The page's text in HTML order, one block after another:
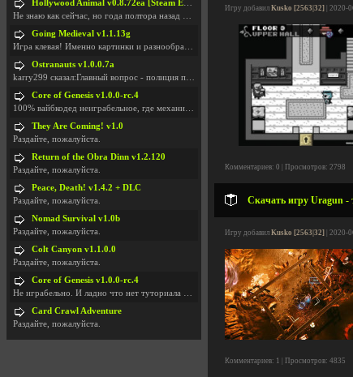
Игру добавил Kusko [2563|32] | 2020-
Комментариев: 0 | Просмотров: 2798
Скачать игру Uragun -
Игру добавил Kusko [2563|32] | 2020-
Комментариев: 1 | Просмотров: 4835
Hollywood Animal v0.8.72ea [Steam Early Access]
Не знаю как сейчас, но года полтора назад игра был
Going Medieval v1.1.13g
Игра клевая! Именно картинки и разнообразия в стро
Ostranauts v1.0.0.7a
karry299 сказал:Главный вопрос - полиция по-прежне
Core of Genesis v1.0.0-rc.4
100% вайбкодед неиграбельное, где механики знает т
They Are Coming! v1.0
Раздайте, пожалуйста.
Return of the Obra Dinn v1.2.120
Раздайте, пожалуйста.
Peace, Death! v1.4.2 + DLC
Раздайте, пожалуйста.
Nomad Survival v1.0b
Раздайте, пожалуйста.
Colt Canyon v1.1.0.0
Раздайте, пожалуйста.
Core of Genesis v1.0.0-rc.4
Не играбельно. И ладно что нет туториала и ничего
Card Crawl Adventure
Раздайте, пожалуйста.